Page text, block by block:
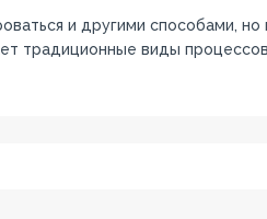
и другими способами,
традиционные виды